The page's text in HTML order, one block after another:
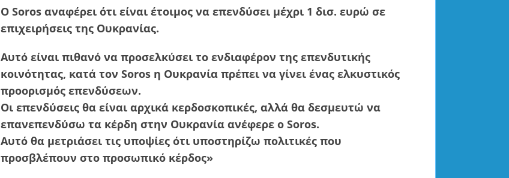
Ο Soros αναφέρει ότι είναι έτοιμος να επενδύσει μέχρι 1 δισ. ευρώ σε
επιχειρήσεις της Ουκρανίας.
Αυτό είναι πιθανό να προσελκύσει το ενδιαφέρον της επενδυτικής
κοινότητας, κατά τον Soros η Ουκρανία πρέπει να γίνει ένας ελκυστικός
προορισμός επενδύσεων.
Οι επενδύσεις θα είναι αρχικά κερδοσκοπικές, αλλά θα δεσμευτώ να
επανεπενδύσω τα κέρδη στην Ουκρανία ανέφερε ο Soros.
Αυτό θα μετριάσει τις υποψίες ότι υποστηρίζω πολιτικές που
προσβλέπουν στο προσωπικό κέρδος»